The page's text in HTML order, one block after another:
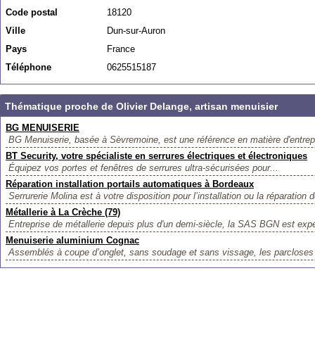
Code postal
18120
Ville
Dun-sur-Auron
Pays
France
Téléphone
0625515187
Thématique proche de Olivier Delange, artisan menuisier
BG MENUISERIE
BG Menuiserie, basée à Sèvremoine, est une référence en matière
BT Security, votre spécialiste en serrures électriques et électroniques
Équipez vos portes et fenêtres de serrures ultra-sécurisées pour...
Réparation installation portails automatiques à Bordeaux
Serrurerie Molina est à votre disposition pour l’installation ou la réparation
Métallerie à La Crèche (79)
Entreprise de métallerie depuis plus d'un demi-siècle, la SAS BGN est
Menuiserie aluminium Cognac
Assemblés à coupe d’onglet, sans soudage et sans vissage, les